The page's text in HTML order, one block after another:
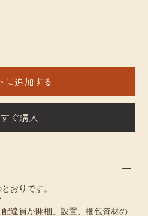
に追加する
ぐ購入
おりです。
達員が開梱、設置、梱包資材の